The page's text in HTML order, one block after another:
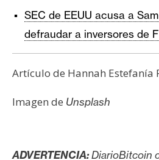
SEC de EEUU acusa a
defraudar a inversores de
Artículo de Hannah Estefanía
Imagen de Unsplash
ADVERTENCIA:DiarioBitcoin